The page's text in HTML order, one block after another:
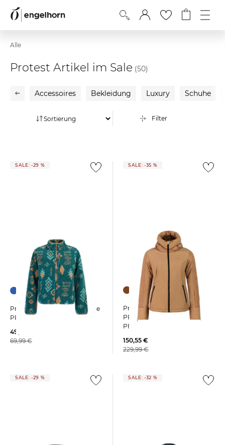
Alle
Protest Artikel im Sale (50)
Accessoires Bekleidung Luxury Schuhe
Filter
SALE: -29 %
Protest | Damen Fleecejacke
PRTHALO
49,35 €
69,99 €
SALE: -35 %
Protest | Jacke
PRTMERCURY Slim Fit mit
PFC-freier Beschichtung
150,55 €
229,99 €
SALE: -29 % SALE: -32 %